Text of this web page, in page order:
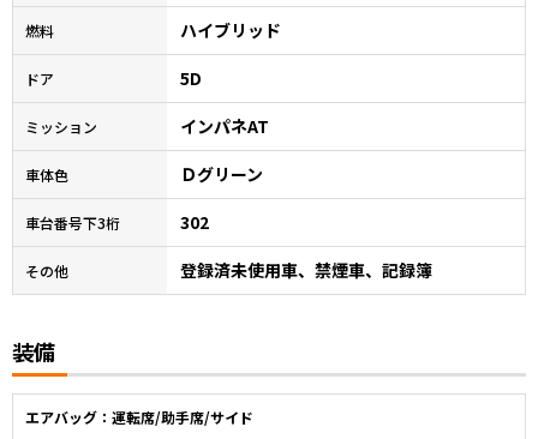
燃料 ハイブリッド
ドア 5D
ミッション インパネAT
車体色 Ｄグリーン
車台番号下3桁 302
その他 登録済未使用車、禁煙車、記録簿
装備
エアバッグ：運転席/助手席/サイド